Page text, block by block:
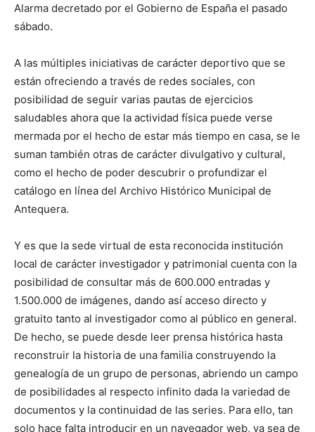
Alarma decretado por el Gobierno de España el pasado
sábado.
A las múltiples iniciativas de carácter deportivo que se
están ofreciendo a través de redes sociales, con
posibilidad de seguir varias pautas de ejercicios
saludables ahora que la actividad física puede verse
mermada por el hecho de estar más tiempo en casa, se le
suman también otras de carácter divulgativo y cultural,
como el hecho de poder descubrir o profundizar el
catálogo en línea del Archivo Histórico Municipal de
Antequera.
Y es que la sede virtual de esta reconocida institución
local de carácter investigador y patrimonial cuenta con la
posibilidad de consultar más de 600.000 entradas y
1.500.000 de imágenes, dando así acceso directo y
gratuito tanto al investigador como al público en general.
De hecho, se puede desde leer prensa histórica hasta
reconstruir la historia de una familia construyendo la
genealogía de un grupo de personas, abriendo un campo
de posibilidades al respecto infinito dada la variedad de
documentos y la continuidad de las series. Para ello, tan
solo hace falta introducir en un navegador web, ya sea de